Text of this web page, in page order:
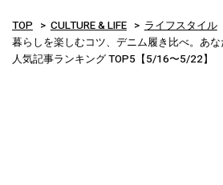
TOP CULTURE & LIFE ライフスタイル
暮らしを楽しむコツ、デニム履き比べ。あ
人気記事ランキング TOP5【5/16〜5/22】